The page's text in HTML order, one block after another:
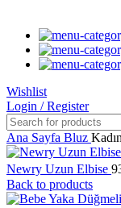
Wishlist
Login / Register
Ana Sayfa Bluz
Newry Uzun Elbise
Back to products